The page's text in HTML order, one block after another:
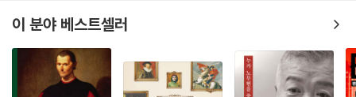
야 하는 것이다. 젠더는 단순히 지정되는 것이 아니다. 젠더는 실현되거나
착수되거나 행해져야 하며, 단 하나의 행위로 완성되지 않는다.
--- 「7장 당신의 젠더는 무엇인가」 중에서
자연/문화 구분은 당면한 복잡성을 제대로 사유할 수 없게 한다. 자연을 무
략을 폭로하고 그들의 전략을 추적해 그릇됨을 증명하는 것만이 아니다.
우리의 과제는 (…) 폭력에 대한 두려움 없이 움직이면서 숨쉬고 사랑할 수
을 거라고 확신하는가? 이것이 바로 『누가 젠더를 두려워하랴』가 던지는
질문이다.
이 분야 베스트셀러